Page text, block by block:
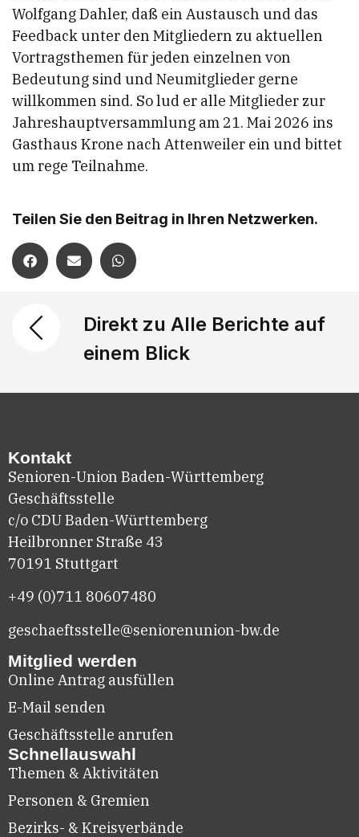
Wolfgang Dahler, daß ein Austausch und das
Feedback unter den Mitgliedern zu aktuellen
Vortragsthemen für jeden einzelnen von
Bedeutung sind und Neumitglieder gerne
willkommen sind. So lud er alle Mitglieder zur
Jahreshauptversammlung am 21. Mai 2026 ins
Gasthaus Krone nach Attenweiler ein und bittet
um rege Teilnahme.
Teilen Sie den Beitrag in Ihren Netzwerken.
Direkt zu Alle Berichte auf
einem Blick
Kontakt
Senioren-Union Baden-Württemberg
Geschäftsstelle
c/o CDU Baden-Württemberg
Heilbronner Straße 43
70191 Stuttgart
+49 (0)711 80607480
geschaeftsstelle@seniorenunion-bw.de
Mitglied werden
Online Antrag ausfüllen
E-Mail senden
Geschäftsstelle anrufen
Schnellauswahl
Themen & Aktivitäten
Personen & Gremien
Bezirks- & Kreisverbände